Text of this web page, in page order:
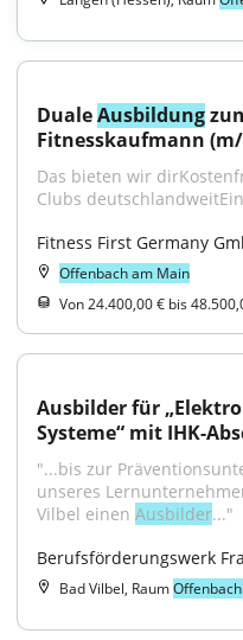
Duale Ausbildung
Fitnesskaufmann
Das bieten wir
Clubs
Fitness First Germany
Offenbach am Main
Von 24.400,00 € bis
Ausbilder für
Systeme“ mit IHK-
"...bis zur
unseres
Vilbel einen Ausbilder..."
Berufsförderungswerk
Bad Vilbel, Raum